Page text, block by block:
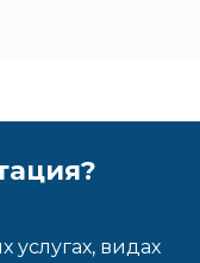
видах